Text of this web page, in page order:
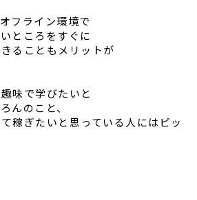
フライン環境で
ところをすぐに
ることもメリットが
味で学びたいと
んのこと、
稼ぎたいと思っている人にはピッ